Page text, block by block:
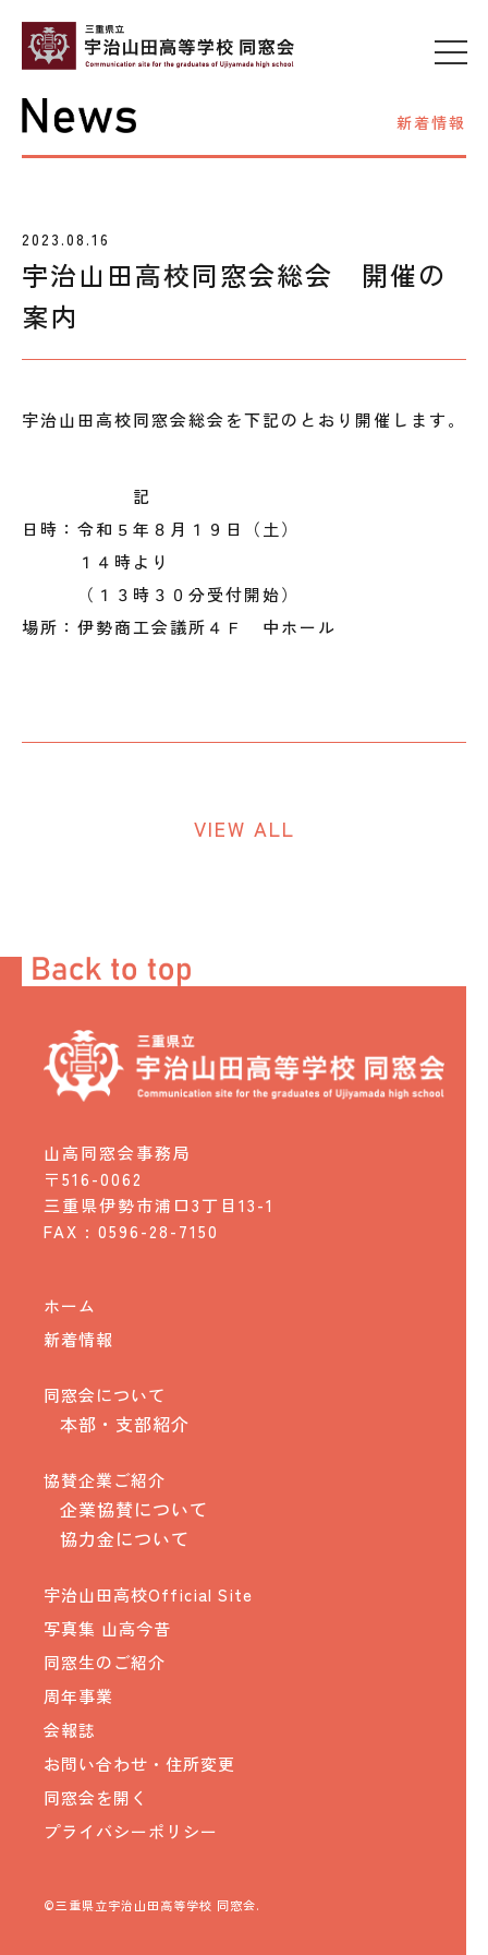
新着情報
2023.08.16
宇治山田高校同窓会総会 開催の
案内
宇治山田高校同窓会総会を下記のとおり開催します。
記
日時：令和５年８月１９日（土）
１４時より
（１３時３０分受付開始）
場所：伊勢商工会議所４Ｆ 中ホール
VIEW ALL
山高同窓会事務局
〒516-0062
三重県伊勢市浦口3丁目13-1
FAX : 0596-28-7150
ホーム
新着情報
同窓会について
本部・支部紹介
協賛企業ご紹介
企業協賛について
協力金について
宇治山田高校Official Site
写真集 山高今昔
同窓生のご紹介
周年事業
会報誌
お問い合わせ・住所変更
同窓会を開く
プライバシーポリシー
©三重県立宇治山田高等学校 同窓会.